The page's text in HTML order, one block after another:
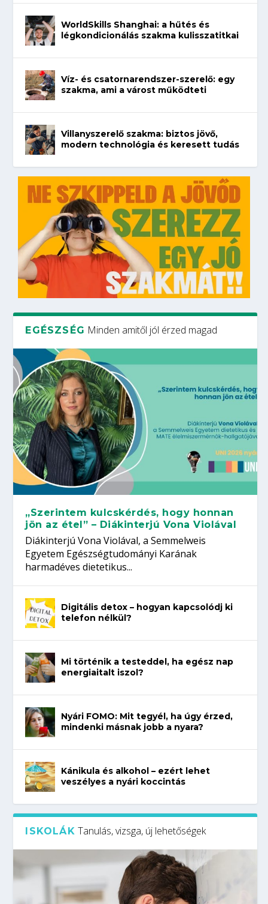
WorldSkills Shanghai: a hűtés és
légkondicionálás szakma kulisszatitkai
Víz- és csatornarendszer-szerelő: egy
szakma, ami a várost működteti
Villanyszerelő szakma: biztos jövő,
modern technológia és keresett tudás
EGÉSZSÉG Minden amitől jól érzed magad
„Szerintem kulcskérdés, hogy honnan
jön az étel” – Diákinterjú Vona Violával
Diákinterjú Vona Violával, a Semmelweis
Egyetem Egészségtudományi Karának
harmadéves dietetikus...
Digitális detox – hogyan kapcsolódj ki
telefon nélkül?
Mi történik a testeddel, ha egész nap
energiaitalt iszol?
Nyári FOMO: Mit tegyél, ha úgy érzed,
mindenki másnak jobb a nyara?
Kánikula és alkohol – ezért lehet
veszélyes a nyári koccintás
ISKOLÁK Tanulás, vizsga, új lehetőségek